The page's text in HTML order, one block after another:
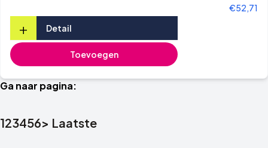
€52,71
+ Detail
Toevoegen
Ga naar pagina:
123456> Laatste